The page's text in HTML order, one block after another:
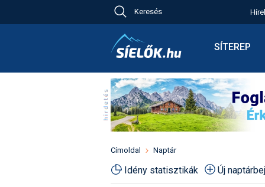
Keresés
SÍTEREP
Síbérletárak
Toplista
Havazás
Címoldal Naptár
Idény statisztikák Új